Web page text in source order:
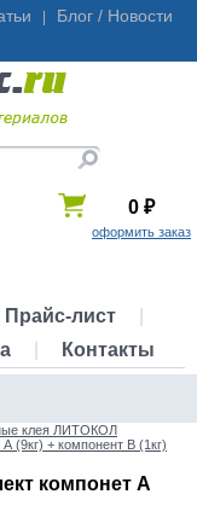
Блог / Новости
0 ₽
оформить заказ
Прайс-лист
Контакты
клея ЛИТОКОЛ
(9кг) + компонент В (1кг)
компонет А